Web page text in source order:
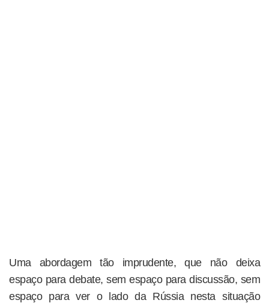
Uma abordagem tão imprudente, que não deixa
espaço para debate, sem espaço para discussão, sem
espaço para ver o lado da Rússia nesta situação